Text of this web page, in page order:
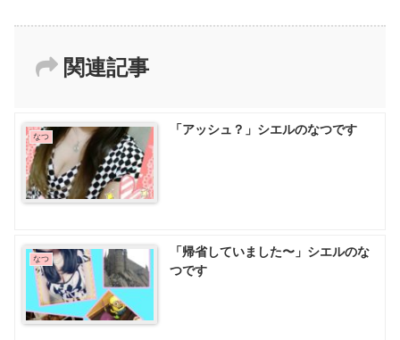
関連記事
なつ 「アッシュ？」シエルのなつです
なつ
「帰省していました〜」シエルのな
つです